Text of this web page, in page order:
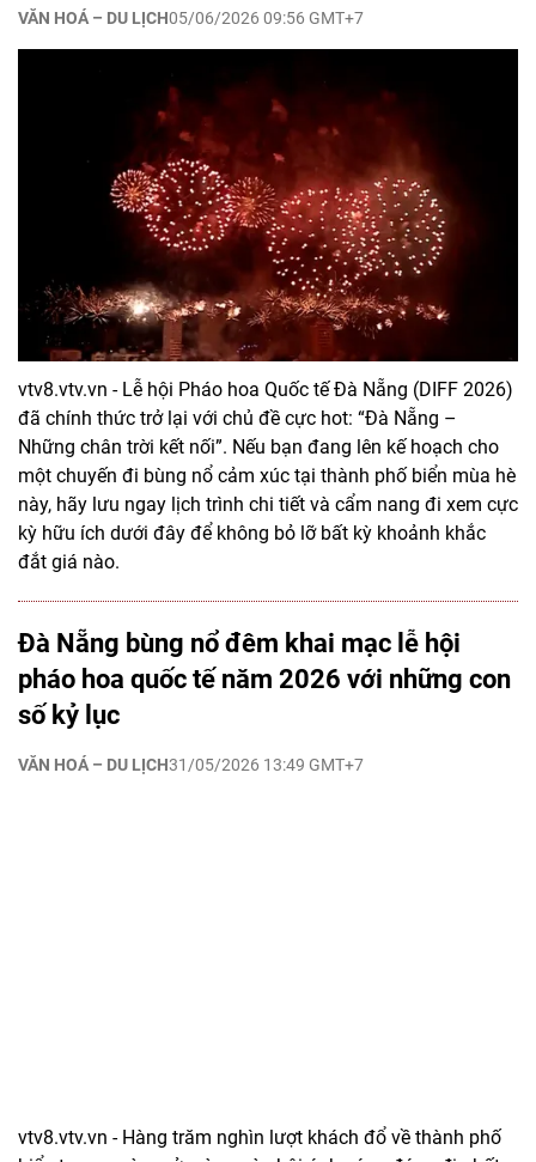
VĂN HOÁ – DU LỊCH05/06/2026 09:56 GMT+7
vtv8.vtv.vn - Lễ hội Pháo hoa Quốc tế Đà Nẵng (DIFF 2026)
đã chính thức trở lại với chủ đề cực hot: “Đà Nẵng –
Những chân trời kết nối”. Nếu bạn đang lên kế hoạch cho
một chuyến đi bùng nổ cảm xúc tại thành phố biển mùa hè
này, hãy lưu ngay lịch trình chi tiết và cẩm nang đi xem cực
kỳ hữu ích dưới đây để không bỏ lỡ bất kỳ khoảnh khắc
đắt giá nào.
Đà Nẵng bùng nổ đêm khai mạc lễ hội
pháo hoa quốc tế năm 2026 với những con
số kỷ lục
VĂN HOÁ – DU LỊCH31/05/2026 13:49 GMT+7
vtv8.vtv.vn - Hàng trăm nghìn lượt khách đổ về thành phố